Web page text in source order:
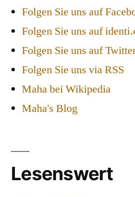
Folgen Sie uns auf
Folgen Sie uns auf
Folgen Sie uns auf
Folgen Sie uns via RSS
Maha bei Wikipedia
Maha's Blog
Lesenswert